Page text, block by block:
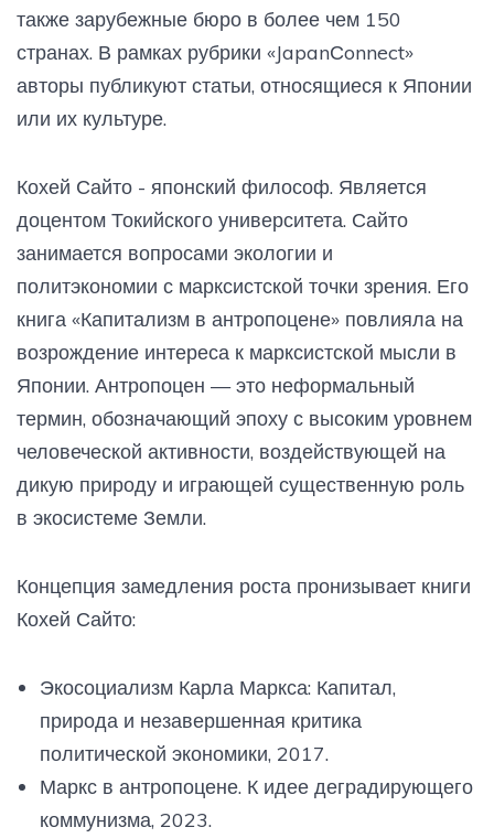
также зарубежные бюро в более чем 150
странах. В рамках рубрики «JapanСonnect»
авторы публикуют статьи, относящиеся к Японии
или их культуре.
Кохей Сайто - японский философ. Является
доцентом Токийского университета. Сайто
занимается вопросами экологии и
политэкономии с марксистской точки зрения. Его
книга «Капитализм в антропоцене» повлияла на
возрождение интереса к марксистской мысли в
Японии. Антропоцен — это неформальный
термин, обозначающий эпоху с высоким уровнем
человеческой активности, воздействующей на
дикую природу и играющей существенную роль
в экосистеме Земли.
Концепция замедления роста пронизывает книги
Кохей Сайто:
Экосоциализм Карла Маркса: Капитал,
природа и незавершенная критика
политической экономики, 2017.
Маркс в антропоцене. К идее деградирующего
коммунизма, 2023.